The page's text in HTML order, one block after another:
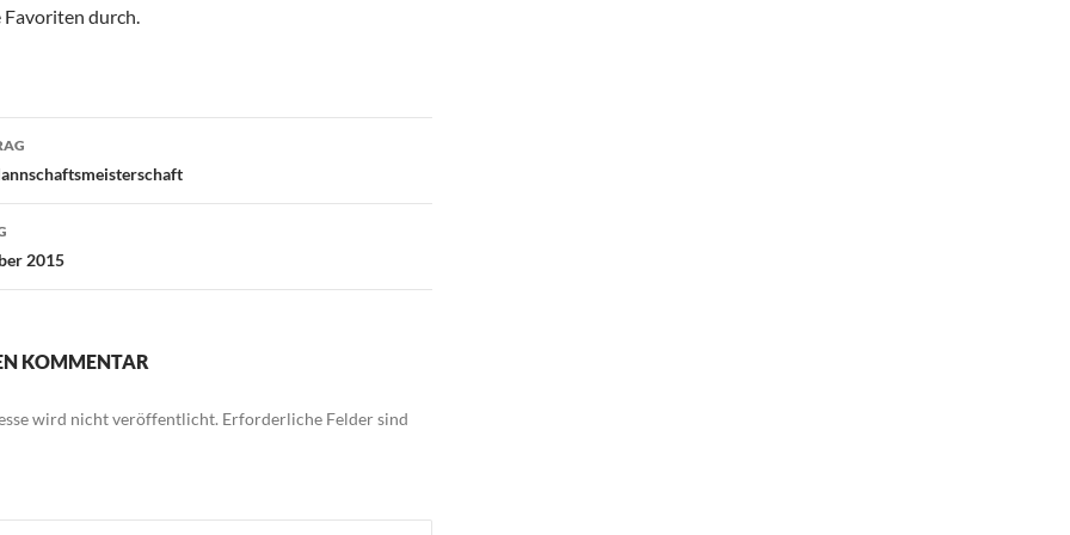
durch.
2015
KOMMENTAR
wird nicht veröffentlicht. Erforderliche Felder sind